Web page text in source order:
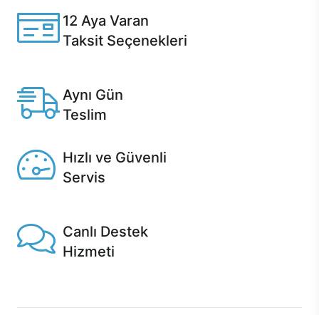
12 Aya Varan
Taksit Seçenekleri
Aynı Gün
Teslim
Hızlı ve Güvenli
Servis
Canlı Destek
Hizmeti